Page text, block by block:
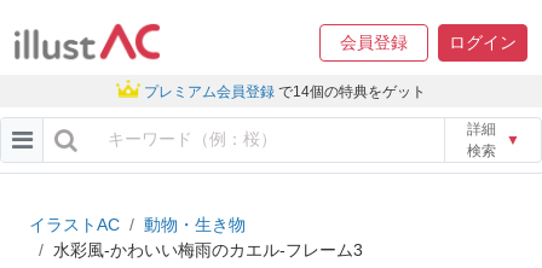
会員登録 ログイン
プレミアム会員登録 で14個の特典をゲット
詳細
検索
▼
イラストAC
動物・生き物
水彩風-かわいい梅雨のカエル-フレーム3